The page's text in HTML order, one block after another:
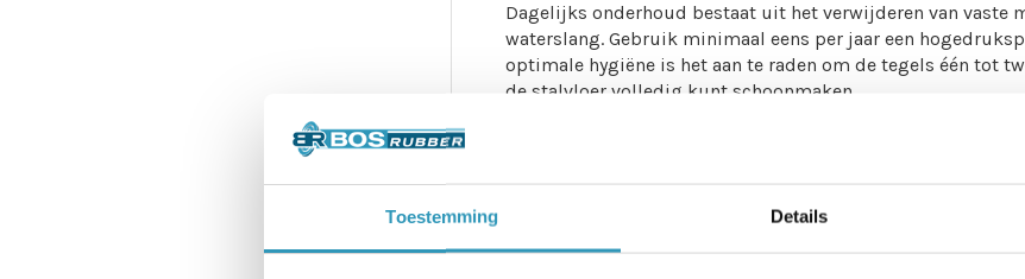
Toestemming Details
Dagelijks onderhoud bestaat uit het verwijderen van vaste
waterslang. Gebruik minimaal eens per jaar een
optimale hygiëne is het aan te raden om de tegels één tot
de stalvloer volledig kunt schoonmaken.
Met deze stappen zorg je ervoor dat de Bos Rubber
omgeving bieden voor je dieren. Heb je vragen of behoefte